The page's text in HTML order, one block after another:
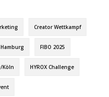
Creator Wettkampf
FIBO 2025
Köln HYROX Challenge